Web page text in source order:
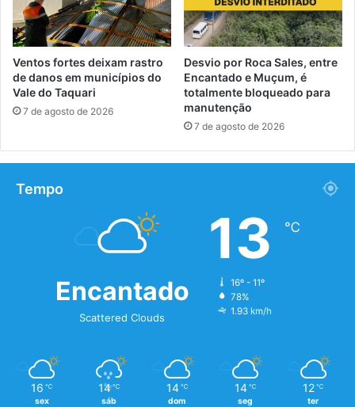
Ventos fortes deixam rastro
de danos em municípios do
Vale do Taquari
7 de agosto de 2026
Desvio por Roca Sales, entre
Encantado e Muçum, é
totalmente bloqueado para
manutenção
7 de agosto de 2026
Tempo
Encantado
Scattered Clouds
13 ℃
16º - 11º
78%
1.93 km/h
16 ℃
sex
14 ℃
sáb
14 ℃
dom
14 ℃
seg
12 ℃
ter